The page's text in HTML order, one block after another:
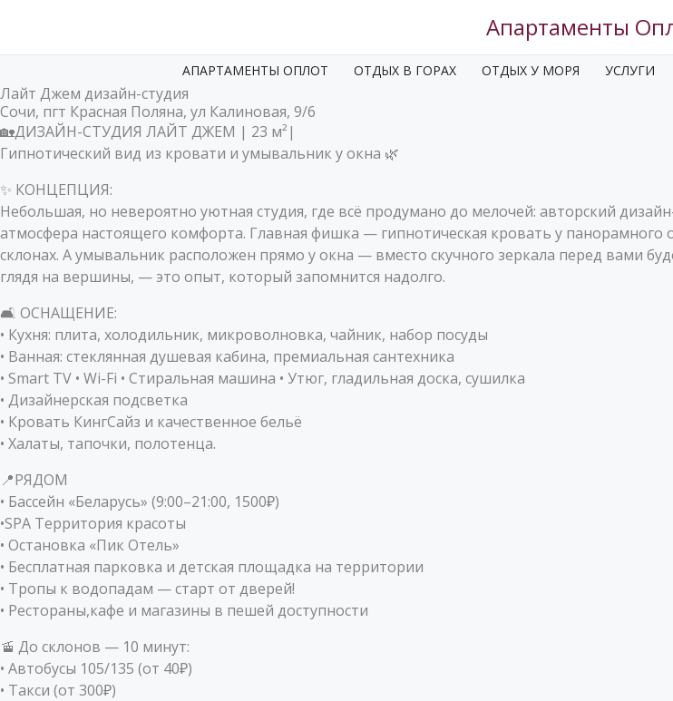
Апартаменты
АПАРТАМЕНТЫ ОПЛОТ ОТДЫХ В ГОРАХ ОТДЫХ У МОРЯ УСЛУГИ
Лайт Джем дизайн-студия
Сочи, пгт Красная Поляна, ул Калиновая, 9/6
🏡ДИЗАЙН-СТУДИЯ ЛАЙТ ДЖЕМ | 23 м²|
Гипнотический вид из кровати и умывальник у окна 🌿
✨ КОНЦЕПЦИЯ:
Небольшая, но невероятно уютная студия, где всё продумано до мелочей: авторский
атмосфера настоящего комфорта. Главная фишка — гипнотическая кровать у
склонах. А умывальник расположен прямо у окна — вместо скучного зеркала перед вами
глядя на вершины, — это опыт, который запомнится надолго.
🛋️ ОСНАЩЕНИЕ:
• Кухня: плита, холодильник, микроволновка, чайник, набор посуды
• Ванная: стеклянная душевая кабина, премиальная сантехника
• Smart TV • Wi-Fi • Стиральная машина • Утюг, гладильная доска, сушилка
• Дизайнерская подсветка
• Кровать КингСайз и качественное бельё
• Халаты, тапочки, полотенца.
📍РЯДОМ
• Бассейн «Беларусь» (9:00–21:00, 1500₽)
•SPA Территория красоты
• Остановка «Пик Отель»
• Бесплатная парковка и детская площадка на территории
• Тропы к водопадам — старт от дверей!
• Рестораны,кафе и магазины в пешей доступности
🚡 До склонов — 10 минут:
• Автобусы 105/135 (от 40₽)
• Такси (от 300₽)